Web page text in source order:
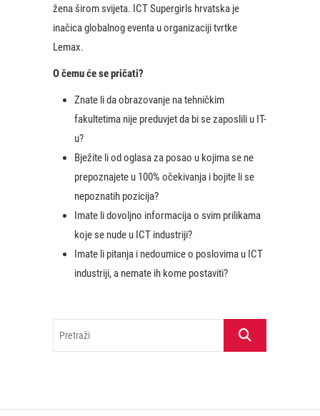
žena širom svijeta. ICT Supergirls hrvatska je
inačica globalnog eventa u organizaciji tvrtke
Lemax.
O čemu će se pričati?
Znate li da obrazovanje na tehničkim
fakultetima nije preduvjet da bi se zaposlili u IT-
u?
Bježite li od oglasa za posao u kojima se ne
prepoznajete u 100% očekivanja i bojite li se
nepoznatih pozicija?
Imate li dovoljno informacija o svim prilikama
koje se nude u ICT industriji?
Imate li pitanja i nedoumice o poslovima u ICT
industriji, a nemate ih kome postaviti?
Pretraži